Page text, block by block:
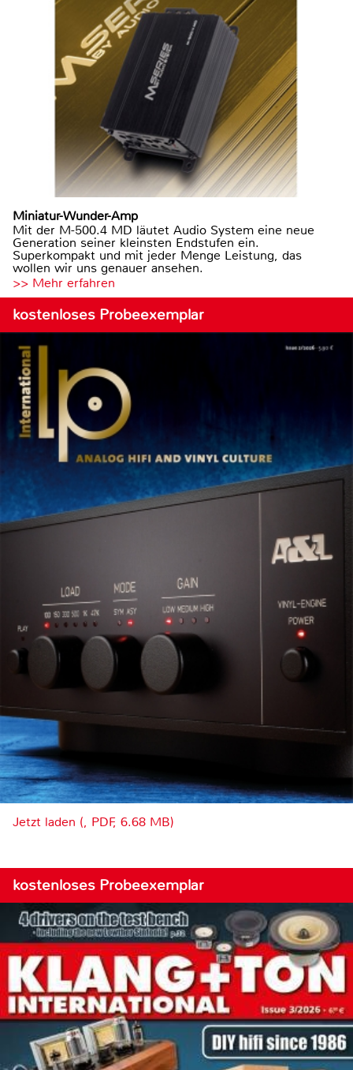
Miniatur-Wunder-Amp
Mit der M-500.4 MD läutet Audio System eine neue
Generation seiner kleinsten Endstufen ein.
Superkompakt und mit jeder Menge Leistung, das
wollen wir uns genauer ansehen.
>> Mehr erfahren
kostenloses Probeexemplar
Jetzt laden (, PDF, 6.68 MB)
kostenloses Probeexemplar